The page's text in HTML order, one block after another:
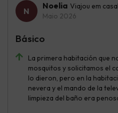
Noelia Viajou em casal
Maio 2026
La primera habitación que
mosquitos y solicitamos el
lo dieron, pero en la
nevera y el mando de la
limpieza del baño era
Básico